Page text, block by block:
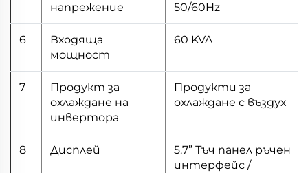
напрежение
50/60Hz
6
Входяща
мощност
60 KVA
7
Продукт за
охлаждане на
инвертора
Продукти за
охлаждане с въздух
8 Дисплей
5.7” Тъч панел ръчен
интерфейс /